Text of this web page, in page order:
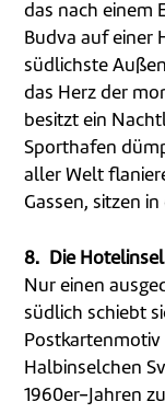
das nach einem
Budva auf einer
südlichste
das Herz der
besitzt ein
Sporthafen
aller Welt
Gassen, sitzen
8. Die
Nur einen
südlich schiebt
Postkartenmotiv
Halbinselchen
1960er-Jahren